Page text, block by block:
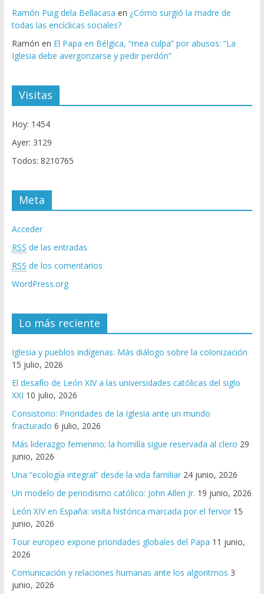
Ramón Puig dela Bellacasa en ¿Cómo surgió la madre de
todas las encíclicas sociales?
Ramón en El Papa en Bélgica, “mea culpa” por abusos: “La
Iglesia debe avergonzarse y pedir perdón”
Visitas
Hoy: 1454
Ayer: 3129
Todos: 8210765
Meta
Acceder
RSS de las entradas
RSS de los comentarios
WordPress.org
Lo más reciente
Iglesia y pueblos indígenas: Más diálogo sobre la colonización
15 julio, 2026
El desafío de León XIV a las universidades católicas del siglo
XXI 10 julio, 2026
Consistorio: Prioridades de la Iglesia ante un mundo
fracturado 6 julio, 2026
Más liderazgo femenino; la homilía sigue reservada al clero 29
junio, 2026
Una “ecología integral” desde la vida familiar 24 junio, 2026
Un modelo de periodismo católico: John Allen Jr. 19 junio, 2026
León XIV en España: visita histórica marcada por el fervor 15
junio, 2026
Tour europeo expone prioridades globales del Papa 11 junio,
2026
Comunicación y relaciones humanas ante los algoritmos 3
junio, 2026